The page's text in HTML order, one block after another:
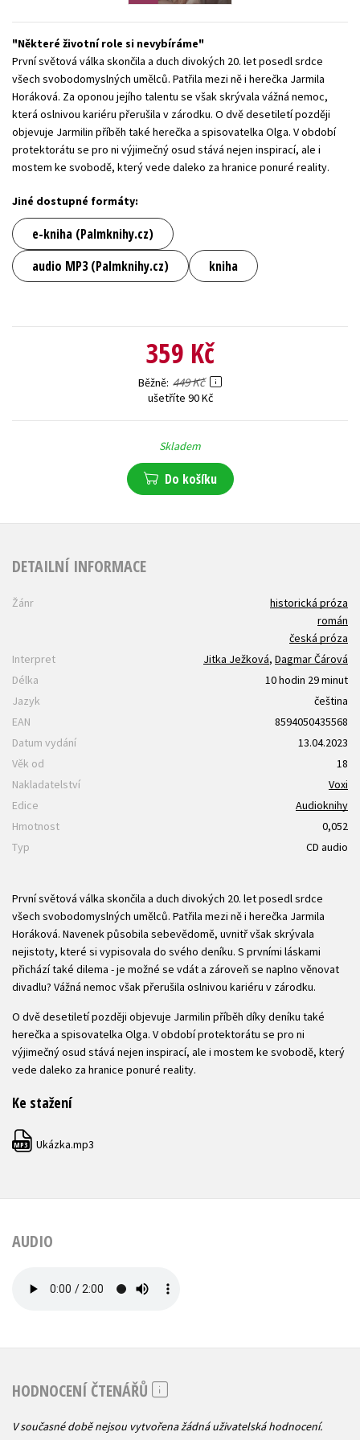
Young adult (SK)
Zahraniční literatura Zdraví a životní styl
Všechny tituly
Některé životní role si nevybíráme
První světová válka skončila a duch divokých 20. let posedl srdce
všech svobodomyslných umělců. Patřila mezi ně i herečka Jarmila
Horáková. Za oponou jejího talentu se však skrývala vážná nemoc,
která oslnivou kariéru přerušila v zárodku. O dvě desetiletí později
objevuje Jarmilin příběh také herečka a spisovatelka Olga. V období
protektorátu se pro ni výjimečný osud stává nejen inspirací, ale i
mostem ke svobodě, který vede daleko za hranice ponuré reality.
Jiné dostupné formáty:
e-kniha (Palmknihy.cz)
audio MP3 (Palmknihy.cz)
kniha
359 Kč
Běžně 449 Kč
ušetříte 90 Kč
Skladem
Do košíku
DETAILNÍ INFORMACE
Žánr
historická próza
román
česká próza
Interpret
Jitka Ježková, Dagmar Čárová
Délka
10 hodin 29 minut
Jazyk
čeština
EAN
8594050435568
Datum vydání
13.04.2023
Věk od
18
Nakladatelství
Voxi
Edice
Audioknihy
Hmotnost
0,052
Typ
CD audio
První světová válka skončila a duch divokých 20. let posedl srdce
všech svobodomyslných umělců. Patřila mezi ně i herečka Jarmila
Horáková. Navenek působila sebevědomě, uvnitř však skrývala
nejistoty, které si vypisovala do svého deníku. S prvními láskami
přichází také dilema - je možné se vdát a zároveň se naplno věnovat
divadlu? Vážná nemoc však přerušila oslnivou kariéru v zárodku.
O dvě desetiletí později objevuje Jarmilin příběh díky deníku také
herečka a spisovatelka Olga. V období protektorátu se pro ni
výjimečný osud stává nejen inspirací, ale i mostem ke svobodě, který
vede daleko za hranice ponuré reality.
Ke stažení
MP3 Ukázka.mp3
AUDIO
HODNOCENÍ ČTENÁŘŮ
V současné době nejsou vytvořena žádná uživatelská hodnocení.